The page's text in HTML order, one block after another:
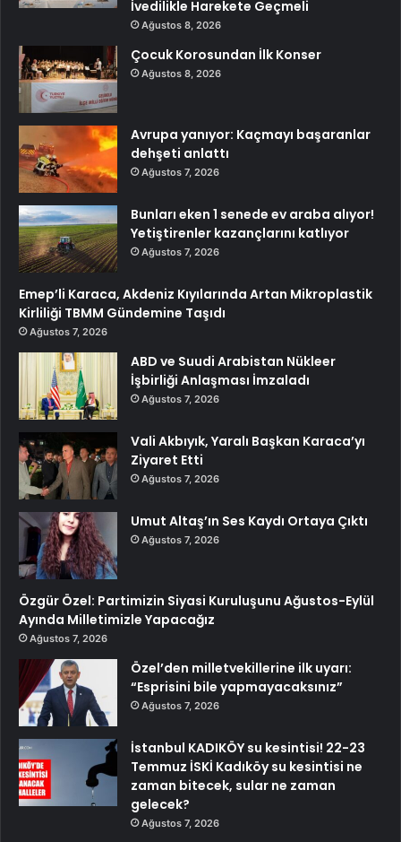
İvedilikle Harekete Geçmeli
Ağustos 8, 2026
Çocuk Korosundan İlk Konser
Ağustos 8, 2026
Avrupa yanıyor: Kaçmayı başaranlar
dehşeti anlattı
Ağustos 7, 2026
Bunları eken 1 senede ev araba alıyor!
Yetiştirenler kazançlarını katlıyor
Ağustos 7, 2026
Emep’li Karaca, Akdeniz Kıyılarında Artan Mikroplastik
Kirliliği TBMM Gündemine Taşıdı
Ağustos 7, 2026
ABD ve Suudi Arabistan Nükleer
İşbirliği Anlaşması İmzaladı
Ağustos 7, 2026
Vali Akbıyık, Yaralı Başkan Karaca’yı
Ziyaret Etti
Ağustos 7, 2026
Umut Altaş’ın Ses Kaydı Ortaya Çıktı
Ağustos 7, 2026
Özgür Özel: Partimizin Siyasi Kuruluşunu Ağustos-Eylül
Ayında Milletimizle Yapacağız
Ağustos 7, 2026
Özel’den milletvekillerine ilk uyarı:
“Esprisini bile yapmayacaksınız”
Ağustos 7, 2026
İstanbul KADIKÖY su kesintisi! 22-23
Temmuz İSKİ Kadıköy su kesintisi ne
zaman bitecek, sular ne zaman
gelecek?
Ağustos 7, 2026